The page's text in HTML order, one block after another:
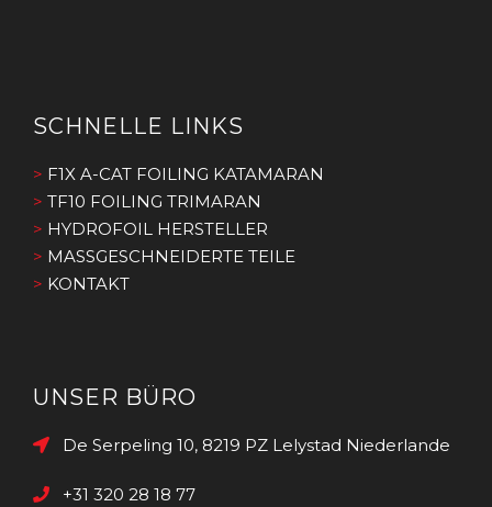
SCHNELLE LINKS
> F1X A-CAT FOILING KATAMARAN
> TF10 FOILING TRIMARAN
> HYDROFOIL HERSTELLER
> MASSGESCHNEIDERTE TEILE
> KONTAKT
UNSER BÜRO
De Serpeling 10, 8219 PZ Lelystad Niederlande
+31 320 28 18 77